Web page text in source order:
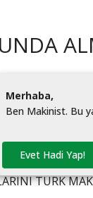
LOJISTIK
Merhaba,
Ben Makinist. Bu y
Evet Hadi Yap!
TÜRK